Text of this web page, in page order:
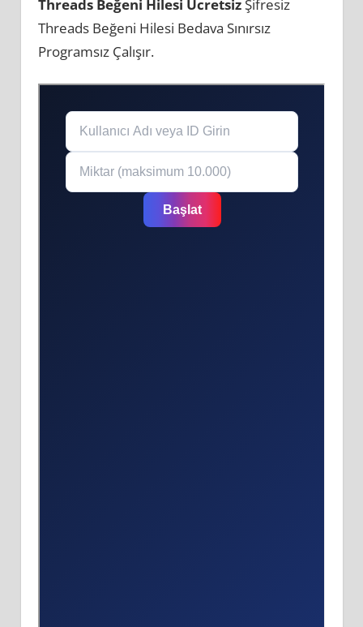
Threads Beğeni Hilesi ÜcretsizŞifresiz
Threads Beğeni Hilesi Bedava Sınırsız
Programsız Çalışır.